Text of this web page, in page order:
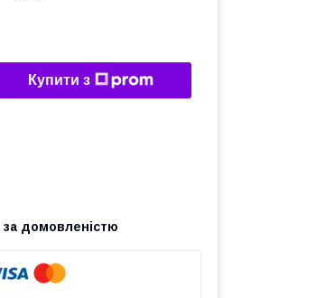
Купити з
за домовленістю